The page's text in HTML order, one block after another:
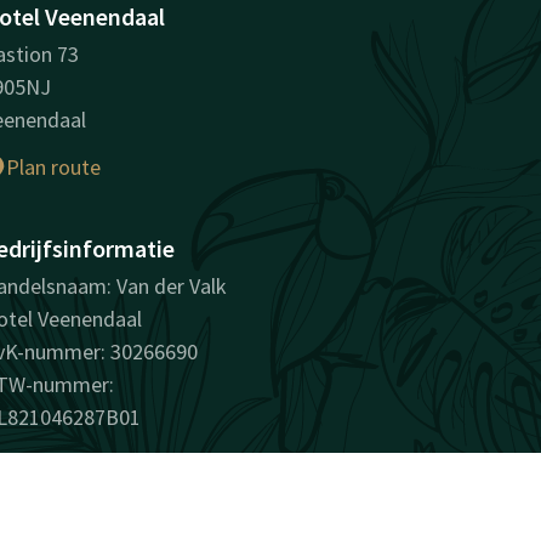
Veenendaal
73
Plan route
Van der Valk
Veenendaal
nummer: 30266690
nummer: